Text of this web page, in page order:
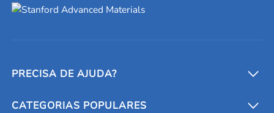
PRECISA DE AJUDA?
Conversores e calculadoras
CATEGORIAS POPULARES